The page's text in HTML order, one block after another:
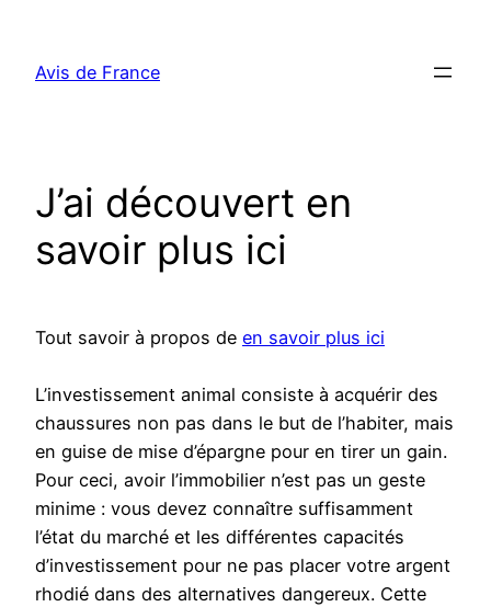
contenu
Avis de France
J’ai découvert en
savoir plus ici
Tout savoir à propos de en savoir plus ici
L’investissement animal consiste à acquérir des
chaussures non pas dans le but de l’habiter, mais
en guise de mise d’épargne pour en tirer un gain.
Pour ceci, avoir l’immobilier n’est pas un geste
minime : vous devez connaître suffisamment
l’état du marché et les différentes capacités
d’investissement pour ne pas placer votre argent
rhodié dans des alternatives dangereux. Cette